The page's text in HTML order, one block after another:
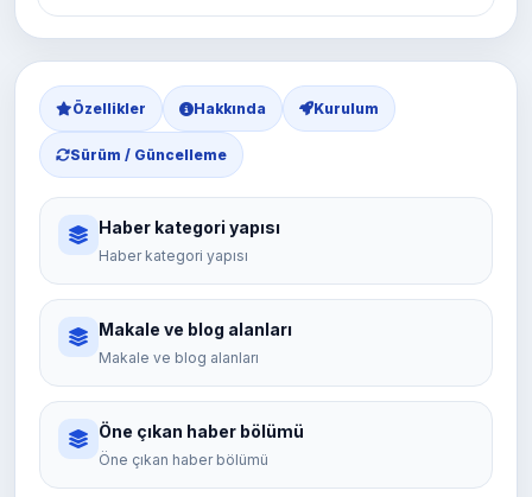
Özellikler Hakkında Kurulum
Sürüm / Güncelleme
Haber kategori yapısı
Haber kategori yapısı
Makale ve blog alanları
Makale ve blog alanları
Öne çıkan haber bölümü
Öne çıkan haber bölümü